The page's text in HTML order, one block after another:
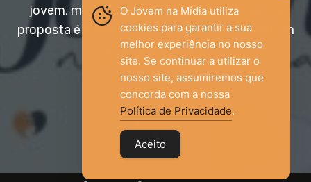
jovem, mas aberto a todas as idades. Nossa
proposta é trazer informação relevante com um
olhar diferenciado.
Entre em contato:
jovemnamidia2017@gmail.com
O Jovem na Mídia utiliza
cookies para garantir a sua
melhor experiência no nosso
site. Se continuar a utilizar o
nosso site, assumiremos que
concorda com a nossa
Política de Privacidade.
Aceito